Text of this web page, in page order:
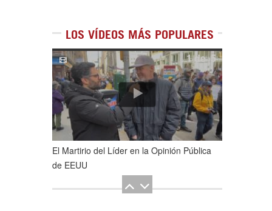
LOS VÍDEOS MÁS POPULARES
1de5
El Martirio del Líder en la Opinión Pública
de EEUU